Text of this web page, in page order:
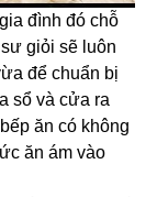
đình đó chỗ
giỏi sẽ luôn
để chuẩn bị
sổ và cửa ra
ăn có không
ăn ám vào